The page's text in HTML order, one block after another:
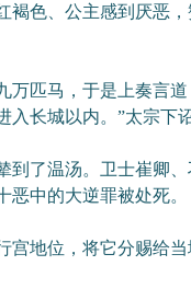
色、公主感到厌恶
匹马，于是上奏言道
长城以内。”太宗下诏
了温汤。卫士崔卿
中的大逆罪被处死。
地位，将它分赐给当